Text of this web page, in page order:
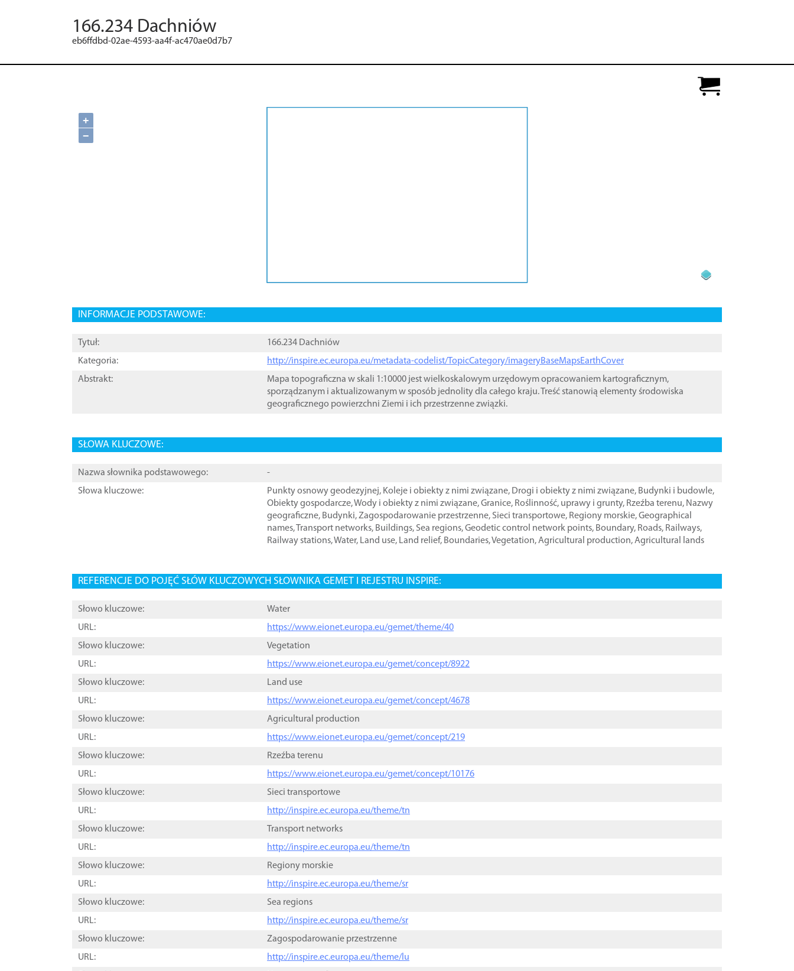
166.234 Dachniów
eb6ffdbd-02ae-4593-aa4f-ac470ae0d7b7
+
−
INFORMACJE PODSTAWOWE:
Tytuł:
166.234 Dachniów
Kategoria:
http://inspire.ec.europa.eu/metadata-codelist/TopicCategory/imageryBaseMapsEarthCover
Abstrakt:
Mapa topograficzna w skali 1:10000 jest wielkoskalowym urzędowym opracowaniem kartograficznym,
sporządzanym i aktualizowanym w sposób jednolity dla całego kraju. Treść stanowią elementy środowiska
geograficznego powierzchni Ziemi i ich przestrzenne związki.
SŁOWA KLUCZOWE:
Nazwa słownika podstawowego:
-
Słowa kluczowe:
Punkty osnowy geodezyjnej, Koleje i obiekty z nimi związane, Drogi i obiekty z nimi związane, Budynki i budowle,
Obiekty gospodarcze,Wody i obiekty z nimi związane,Granice, Roślinność, uprawy i grunty, Rzeźba terenu, Nazwy
geograficzne, Budynki,Zagospodarowanie przestrzenne, Sieci transportowe, Regiony morskie,Geographical
names,Transport networks, Buildings, Sea regions,Geodetic control network points, Boundary, Roads, Railways,
Railway stations,Water, Land use, Land relief, Boundaries,Vegetation,Agricultural production,Agricultural lands
REFERENCJE DO POJĘĆ SŁÓW KLUCZOWYCH SŁOWNIKA GEMET I REJESTRU INSPIRE:
Słowo kluczowe:
Water
URL:
https://www.eionet.europa.eu/gemet/theme/40
Słowo kluczowe:
Vegetation
URL:
https://www.eionet.europa.eu/gemet/concept/8922
Słowo kluczowe:
Land use
URL:
https://www.eionet.europa.eu/gemet/concept/4678
Słowo kluczowe:
Agricultural production
URL:
https://www.eionet.europa.eu/gemet/concept/219
Słowo kluczowe:
Rzeźba terenu
URL:
https://www.eionet.europa.eu/gemet/concept/10176
Słowo kluczowe:
Sieci transportowe
URL:
http://inspire.ec.europa.eu/theme/tn
Słowo kluczowe:
Transport networks
URL:
http://inspire.ec.europa.eu/theme/tn
Słowo kluczowe:
Regiony morskie
URL:
http://inspire.ec.europa.eu/theme/sr
Słowo kluczowe:
Sea regions
URL:
http://inspire.ec.europa.eu/theme/sr
Słowo kluczowe:
Zagospodarowanie przestrzenne
URL:
http://inspire.ec.europa.eu/theme/lu